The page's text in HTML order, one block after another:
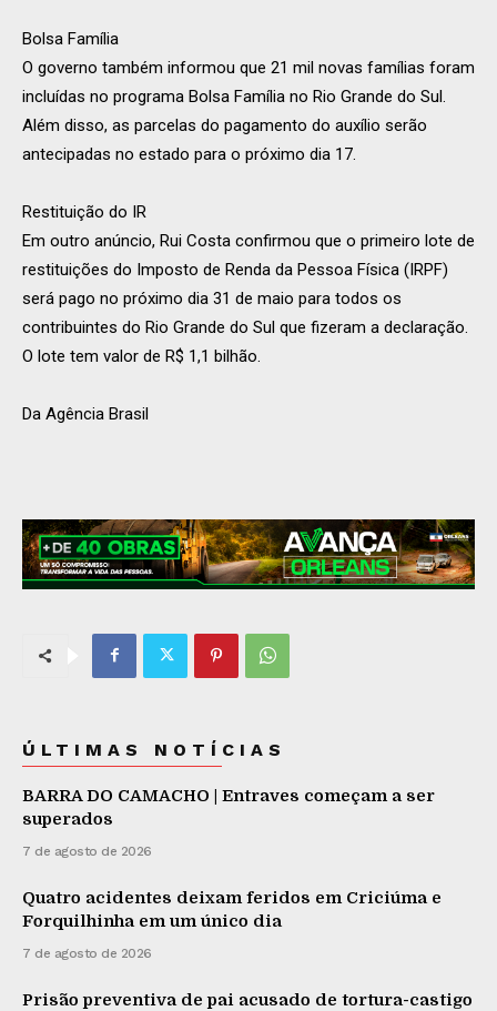
Bolsa Família
O governo também informou que 21 mil novas famílias foram
incluídas no programa Bolsa Família no Rio Grande do Sul.
Além disso, as parcelas do pagamento do auxílio serão
antecipadas no estado para o próximo dia 17.
Restituição do IR
Em outro anúncio, Rui Costa confirmou que o primeiro lote de
restituições do Imposto de Renda da Pessoa Física (IRPF)
será pago no próximo dia 31 de maio para todos os
contribuintes do Rio Grande do Sul que fizeram a declaração.
O lote tem valor de R$ 1,1 bilhão.
Da Agência Brasil
ÚLTIMAS NOTÍCIAS
BARRA DO CAMACHO | Entraves começam a ser
superados
7 de agosto de 2026
Quatro acidentes deixam feridos em Criciúma e
Forquilhinha em um único dia
7 de agosto de 2026
Prisão preventiva de pai acusado de tortura-castigo